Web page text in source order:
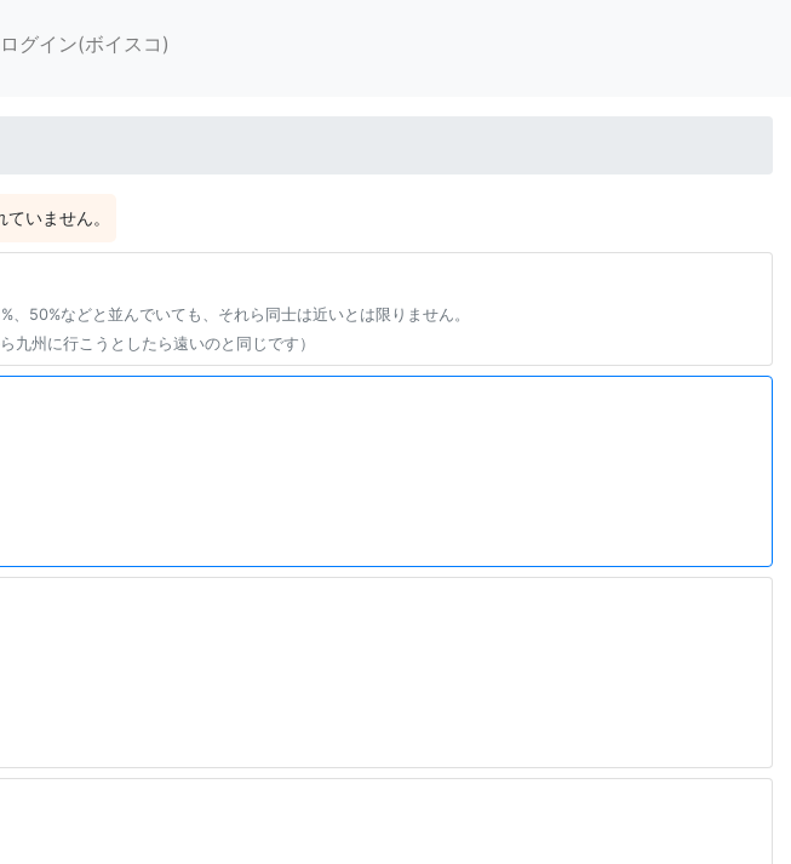
ログイン(ボイスコ)
いません。
50%などと並んでいても、それら同士は近いとは限りません。
九州に行こうとしたら遠いのと同じです）